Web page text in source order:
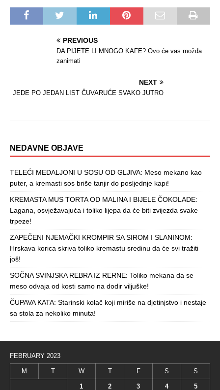
PREVIOUS
DA PIJETE LI MNOGO KAFE? Ovo će vas možda
zanimati
NEXT
JEDE PO JEDAN LIST ČUVARUĆE SVAKO JUTRO
NEDAVNE OBJAVE
TELEĆI MEDALJONI U SOSU OD GLJIVA: Meso mekano kao
puter, a kremasti sos briše tanjir do posljednje kapi!
KREMASTA MUS TORTA OD MALINA I BIJELE ČOKOLADE:
Lagana, osvježavajuća i toliko lijepa da će biti zvijezda svake
trpeze!
ZAPEČENI NJEMAČKI KROMPIR SA SIROM I SLANINOM:
Hrskava korica skriva toliko kremastu sredinu da će svi tražiti
još!
SOČNA SVINJSKA REBRA IZ RERNE: Toliko mekana da se
meso odvaja od kosti samo na dodir viljuške!
ČUPAVA KATA: Starinski kolač koji miriše na djetinjstvo i nestaje
sa stola za nekoliko minuta!
FEBRUARY 2023
M T W T F S S
1 2 3 4 5